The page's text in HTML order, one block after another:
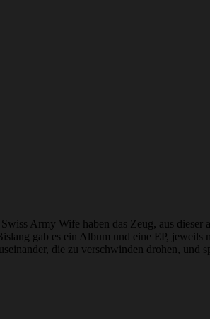
Army Wife haben das Zeug, aus dieser
gab es ein Album und eine EP, jeweils
die zu verschwinden drohen, und